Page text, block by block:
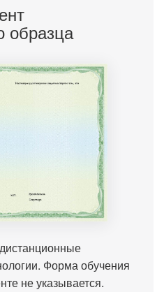
образца
Форма обучения
не указывается.